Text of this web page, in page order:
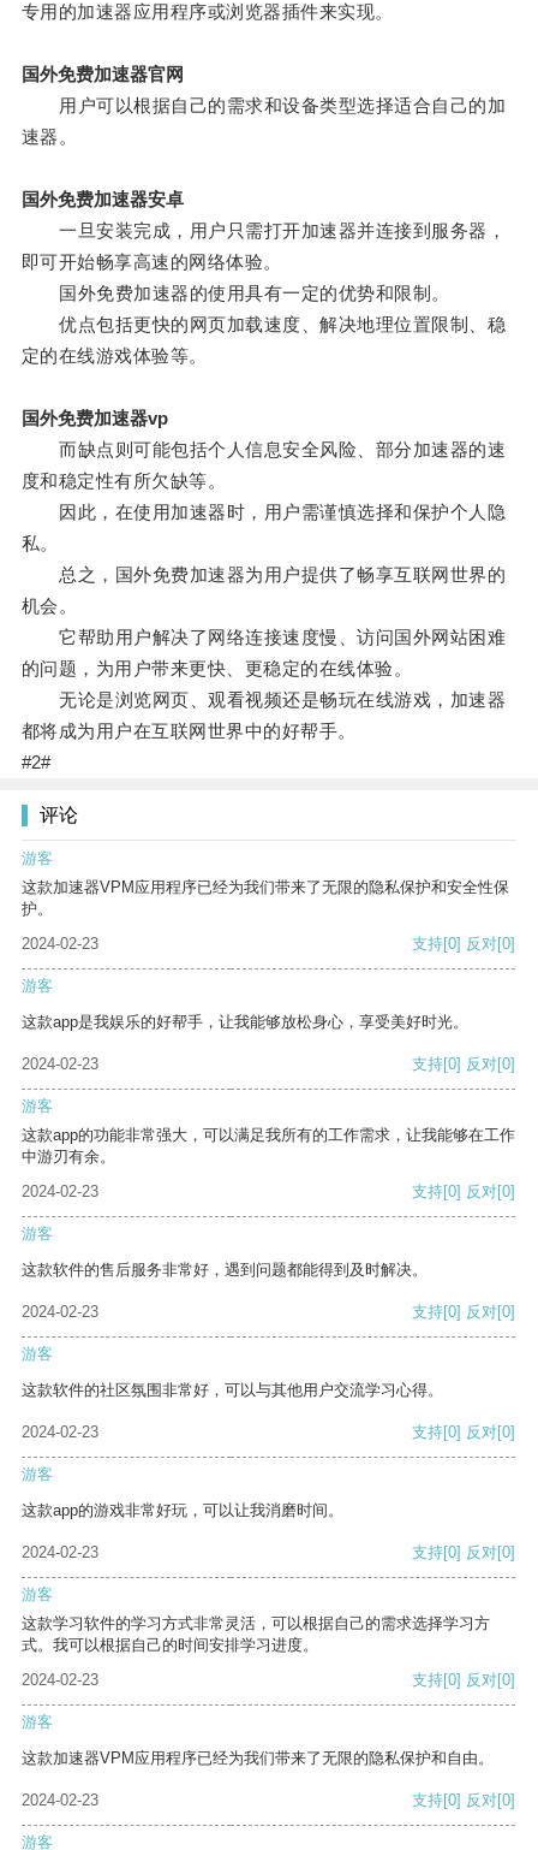
专用的加速器应用程序或浏览器插件来实现。
国外免费加速器官网
用户可以根据自己的需求和设备类型选择适合自己的加
速器。
国外免费加速器安卓
一旦安装完成，用户只需打开加速器并连接到服务器，
即可开始畅享高速的网络体验。
国外免费加速器的使用具有一定的优势和限制。
优点包括更快的网页加载速度、解决地理位置限制、稳
定的在线游戏体验等。
国外免费加速器vp
而缺点则可能包括个人信息安全风险、部分加速器的速
度和稳定性有所欠缺等。
因此，在使用加速器时，用户需谨慎选择和保护个人隐
私。
总之，国外免费加速器为用户提供了畅享互联网世界的
机会。
它帮助用户解决了网络连接速度慢、访问国外网站困难
的问题，为用户带来更快、更稳定的在线体验。
无论是浏览网页、观看视频还是畅玩在线游戏，加速器
都将成为用户在互联网世界中的好帮手。
#2#
评论
游客
这款加速器VPM应用程序已经为我们带来了无限的隐私保护和安全性保
护。
2024-02-23
支持[0] 反对[0]
游客
这款app是我娱乐的好帮手，让我能够放松身心，享受美好时光。
2024-02-23 支持[0] 反对[0]
游客
这款app的功能非常强大，可以满足我所有的工作需求，让我能够在工作
中游刃有余。
2024-02-23
支持[0] 反对[0]
游客
这款软件的售后服务非常好，遇到问题都能得到及时解决。
2024-02-23 支持[0] 反对[0]
游客
这款软件的社区氛围非常好，可以与其他用户交流学习心得。
2024-02-23 支持[0] 反对[0]
游客
这款app的游戏非常好玩，可以让我消磨时间。
2024-02-23 支持[0] 反对[0]
游客
这款学习软件的学习方式非常灵活，可以根据自己的需求选择学习方
式。我可以根据自己的时间安排学习进度。
2024-02-23
支持[0] 反对[0]
游客
这款加速器VPM应用程序已经为我们带来了无限的隐私保护和自由。
2024-02-23 支持[0] 反对[0]
游客